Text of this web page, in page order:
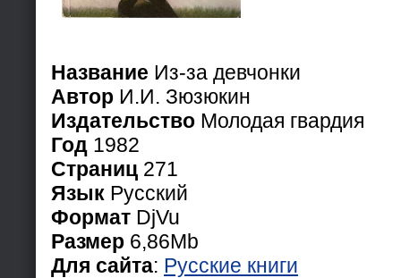
Название Из-за девчонки
Автор И.И. Зюзюкин
Издательство Молодая гвардия
Год 1982
Страниц 271
Язык Русский
Формат DjVu
Размер 6,86Mb
Для сайта: Русские книги